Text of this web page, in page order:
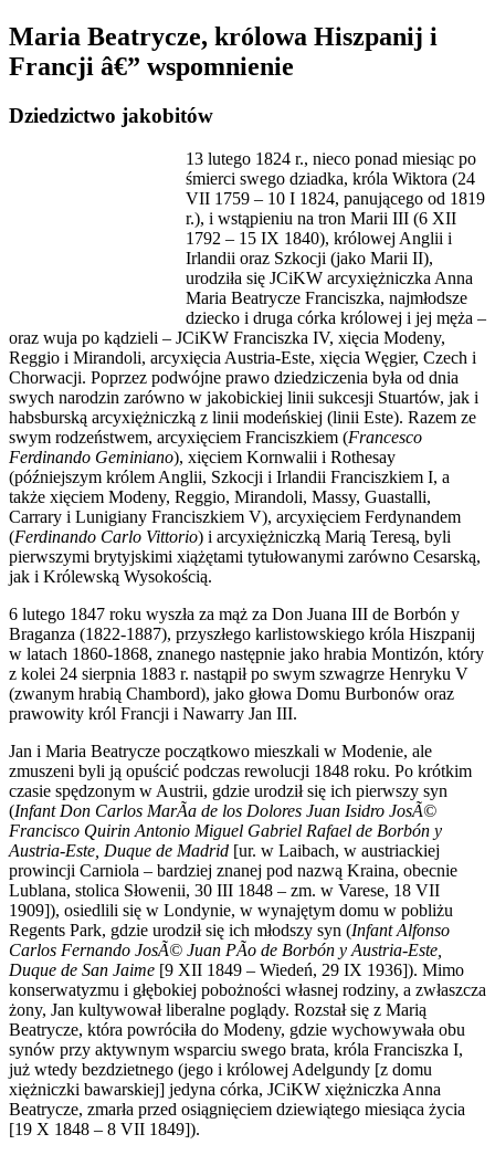
Maria Beatrycze, królowa Hiszpanij i
Francji â€” wspomnienie
Dziedzictwo jakobitów
13 lutego 1824 r., nieco ponad miesiąc po
śmierci swego dziadka, króla Wiktora (24
VII 1759 – 10 I 1824, panującego od 1819
r.), i wstąpieniu na tron Marii III (6 XII
1792 – 15 IX 1840), królowej Anglii i
Irlandii oraz Szkocji (jako Marii II),
urodziła się JCiKW arcyxiężniczka Anna
Maria Beatrycze Franciszka, najmłodsze
dziecko i druga córka królowej i jej męża –
oraz wuja po kądzieli – JCiKW Franciszka IV, xięcia Modeny,
Reggio i Mirandoli, arcyxięcia Austria-Este, xięcia Węgier, Czech i
Chorwacji. Poprzez podwójne prawo dziedziczenia była od dnia
swych narodzin zarówno w jakobickiej linii sukcesji Stuartów, jak i
habsburską arcyxiężniczką z linii modeńskiej (linii Este). Razem ze
swym rodzeństwem, arcyxięciem Franciszkiem (Francesco
Ferdinando Geminiano), xięciem Kornwalii i Rothesay
(późniejszym królem Anglii, Szkocji i Irlandii Franciszkiem I, a
także xięciem Modeny, Reggio, Mirandoli, Massy, Guastalli,
Carrary i Lunigiany Franciszkiem V), arcyxięciem Ferdynandem
(Ferdinando Carlo Vittorio) i arcyxiężniczką Marią Teresą, byli
pierwszymi brytyjskimi xiążętami tytułowanymi zarówno Cesarską,
jak i Królewską Wysokością.
6 lutego 1847 roku wyszła za mąż za Don Juana III de Borbón y
Braganza (1822-1887), przyszłego karlistowskiego króla Hiszpanij
w latach 1860-1868, znanego następnie jako hrabia Montizón, który
z kolei 24 sierpnia 1883 r. nastąpił po swym szwagrze Henryku V
(zwanym hrabią Chambord), jako głowa Domu Burbonów oraz
prawowity król Francji i Nawarry Jan III.
Jan i Maria Beatrycze początkowo mieszkali w Modenie, ale
zmuszeni byli ją opuścić podczas rewolucji 1848 roku. Po krótkim
czasie spędzonym w Austrii, gdzie urodził się ich pierwszy syn
(Infant Don Carlos MarÃ­a de los Dolores Juan Isidro JosÃ©
Francisco Quirin Antonio Miguel Gabriel Rafael de Borbón y
Austria-Este, Duque de Madrid [ur. w Laibach, w austriackiej
prowincji Carniola – bardziej znanej pod nazwą Kraina, obecnie
Lublana, stolica Słowenii, 30 III 1848 – zm. w Varese, 18 VII
1909]), osiedlili się w Londynie, w wynajętym domu w pobliżu
Regents Park, gdzie urodził się ich młodszy syn (Infant Alfonso
Carlos Fernando JosÃ© Juan PÃ­o de Borbón y Austria-Este,
Duque de San Jaime [9 XII 1849 – Wiedeń, 29 IX 1936]). Mimo
konserwatyzmu i głębokiej pobożności własnej rodziny, a zwłaszcza
żony, Jan kultywował liberalne poglądy. Rozstał się z Marią
Beatrycze, która powróciła do Modeny, gdzie wychowywała obu
synów przy aktywnym wsparciu swego brata, króla Franciszka I,
już wtedy bezdzietnego (jego i królowej Adelgundy [z domu
xiężniczki bawarskiej] jedyna córka, JCiKW xiężniczka Anna
Beatrycze, zmarła przed osiągnięciem dziewiątego miesiąca życia
[19 X 1848 – 8 VII 1849]).